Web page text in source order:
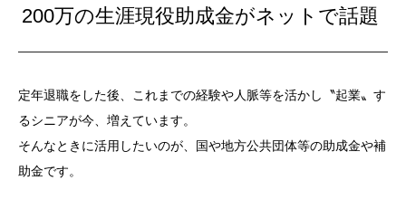
200万の生涯現役助成金がネットで話題
定年退職をした後、これまでの経験や人脈等を活かし〝起業〟す
るシニアが今、増えています。
そんなときに活用したいのが、国や地方公共団体等の助成金や補
助金です。